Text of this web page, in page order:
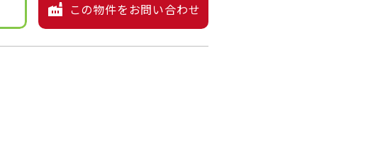
この物件をお問い合わせ